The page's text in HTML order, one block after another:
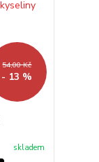
54,00 Kč
- 13 %
skladem